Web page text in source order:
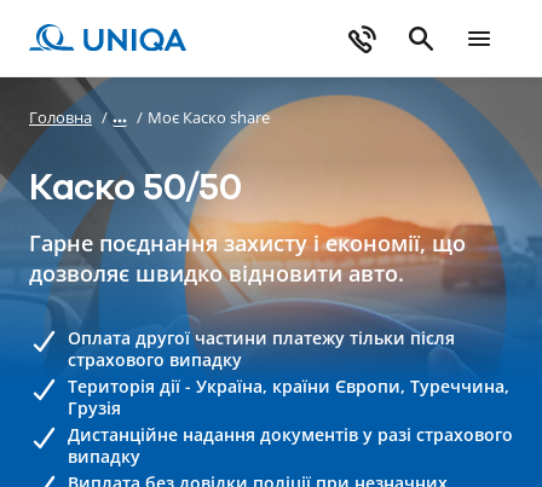
Головна / / Моє Каско share
Каско 50/50
Гарне поєднання захисту і економії, що
дозволяє швидко відновити авто.
Оплата другої частини платежу тільки після
страхового випадку
Територія дії - Україна, країни Європи, Туреччина,
Грузія
Дистанційне надання документів у разі страхового
випадку